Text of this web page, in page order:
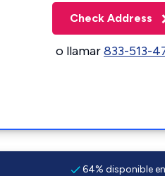
Check Address
o llamar833-513-
64% disponible